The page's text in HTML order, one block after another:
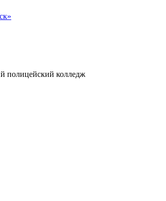
колледж